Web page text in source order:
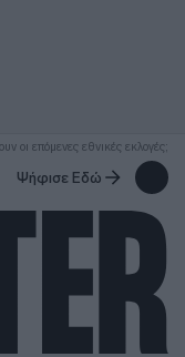
οι επόμενες εθνικές εκλογές;
Ψήφισε Εδώ